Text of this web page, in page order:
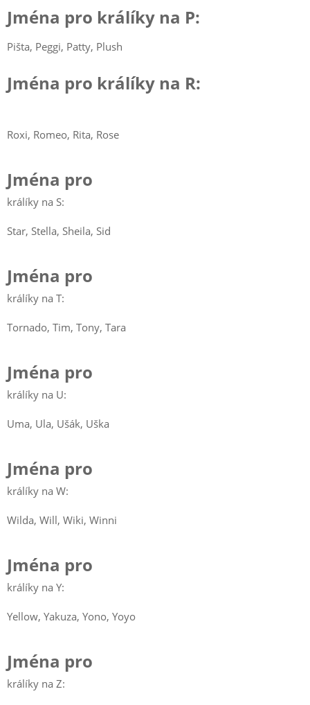
Jména pro králíky na P:
Pišta, Peggi, Patty, Plush
Jména pro králíky na R:
Roxi, Romeo, Rita, Rose
Jména pro
králíky na S:
Star, Stella, Sheila, Sid
Jména pro
králíky na T:
Tornado, Tim, Tony, Tara
Jména pro
králíky na U:
Uma, Ula, Ušák, Uška
Jména pro
králíky na W:
Wilda, Will, Wiki, Winni
Jména pro
králíky na Y:
Yellow, Yakuza, Yono, Yoyo
Jména pro
králíky na Z: